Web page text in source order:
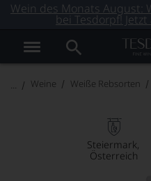
Wein des Monats August:
bei Tesdorpf!
Weine Weiße Rebsorten
Steiermark
Österreich